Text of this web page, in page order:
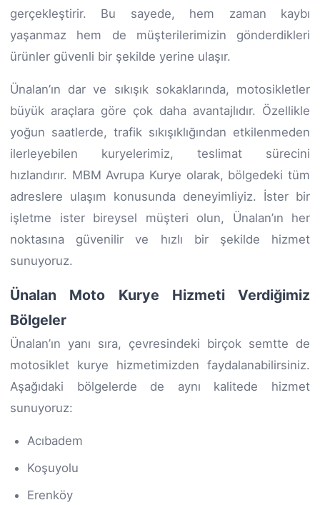
gerçekleştirir. Bu sayede, hem zaman kaybı
yaşanmaz hem de müşterilerimizin gönderdikleri
ürünler güvenli bir şekilde yerine ulaşır.
Ünalan’ın dar ve sıkışık sokaklarında, motosikletler
büyük araçlara göre çok daha avantajlıdır. Özellikle
yoğun saatlerde, trafik sıkışıklığından etkilenmeden
ilerleyebilen kuryelerimiz, teslimat sürecini
hızlandırır. MBM Avrupa Kurye olarak, bölgedeki tüm
adreslere ulaşım konusunda deneyimliyiz. İster bir
işletme ister bireysel müşteri olun, Ünalan’ın her
noktasına güvenilir ve hızlı bir şekilde hizmet
sunuyoruz.
Ünalan Moto Kurye Hizmeti Verdiğimiz
Bölgeler
Ünalan’ın yanı sıra, çevresindeki birçok semtte de
motosiklet kurye hizmetimizden faydalanabilirsiniz.
Aşağıdaki bölgelerde de aynı kalitede hizmet
sunuyoruz:
Acıbadem
Koşuyolu
Erenköy